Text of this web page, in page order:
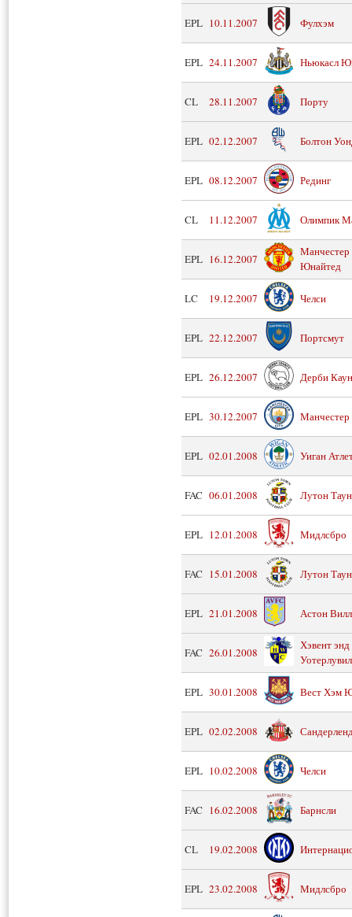
EPL 10.11.2007 Фулхэм
EPL 24.11.2007 Ньюкасл
CL 28.11.2007 Порту
EPL 02.12.2007 Болтон
EPL 08.12.2007 Рединг
CL 11.12.2007 Олимпик
EPL 16.12.2007
Манчестер
Юнайтед
LC 19.12.2007 Челси
EPL 22.12.2007 Портсмут
EPL 26.12.2007 Дерби
EPL 30.12.2007
EPL 02.01.2008 Уиган
FAC 06.01.2008 Лутон Таун
EPL 12.01.2008 Мидлсбро
FAC 15.01.2008 Лутон Таун
EPL 21.01.2008 Астон
FAC 26.01.2008
Хэвент энд
EPL 30.01.2008 Вест Хэм
EPL 02.02.2008
EPL 10.02.2008 Челси
FAC 16.02.2008 Барнсли
CL 19.02.2008
EPL 23.02.2008 Мидлсбро